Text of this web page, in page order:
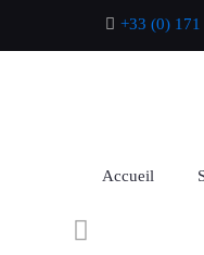
+33 (0) 171
Accueil